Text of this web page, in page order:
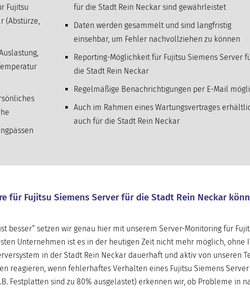
Fujitsu
(Abstürze,
für die Stadt Rein Neckar sind gewährleistet
Daten werden gesammelt und sind langfristig
einsehbar, um Fehler nachvollziehen zu können
Reporting-Möglichkeit für Fujitsu Siemens Server
die Stadt Rein Neckar
Regelmäßige Benachrichtigungen per E-Mail
Auch im Rahmen eines Wartungsvertrages
auch für die Stadt Rein Neckar
für Fujitsu Siemens Server für die Stadt Rein Neckar
besser“ setzen wir genau hier mit unserem Server-Monitoring für
Unternehmen ist es in der heutigen Zeit nicht mehr möglich, ohne
in der Stadt Rein Neckar dauerhaft und aktiv von unseren
reagieren, wenn fehlerhaftes Verhalten eines Fujitsu Siemens
Festplatten sind zu 80% ausgelastet) erkennen wir, ob Probleme in